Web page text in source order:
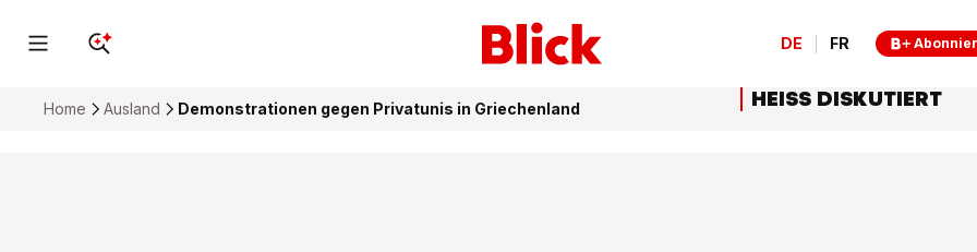
DE FR
Home Ausland Demonstrationen gegen Privatunis in Griechenland HEISS DISKUTIERT